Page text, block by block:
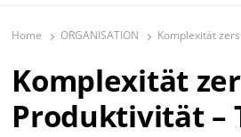
Home ORGANISATION Komplexität
Komplexität
Produktivität –